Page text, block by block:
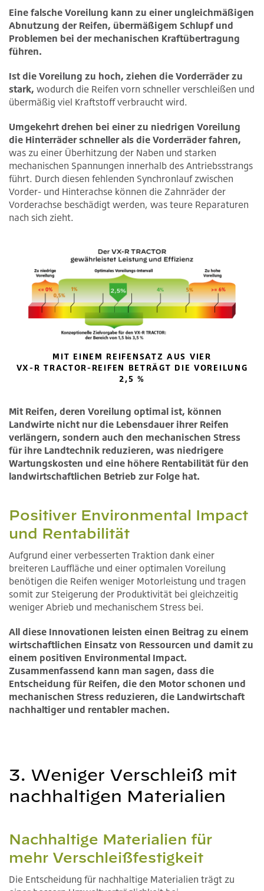
Eine falsche Voreilung kann zu einer ungleichmäßigen
Abnutzung der Reifen, übermäßigem Schlupf und
Problemen bei der mechanischen Kraftübertragung
führen.
Ist die Voreilung zu hoch, ziehen die Vorderräder zu
stark, wodurch die Reifen vorn schneller verschleißen und
übermäßig viel Kraftstoff verbraucht wird.
Umgekehrt drehen bei einer zu niedrigen Voreilung
die Hinterräder schneller als die Vorderräder fahren,
was zu einer Überhitzung der Naben und starken
mechanischen Spannungen innerhalb des Antriebsstrangs
führt. Durch diesen fehlenden Synchronlauf zwischen
Vorder- und Hinterachse können die Zahnräder der
Vorderachse beschädigt werden, was teure Reparaturen
nach sich zieht.
MIT EINEM REIFENSATZ AUS VIER
VX-R TRACTOR-REIFEN BETRÄGT DIE VOREILUNG
2,5 %
Mit Reifen, deren Voreilung optimal ist, können
Landwirte nicht nur die Lebensdauer ihrer Reifen
verlängern, sondern auch den mechanischen Stress
für ihre Landtechnik reduzieren, was niedrigere
Wartungskosten und eine höhere Rentabilität für den
landwirtschaftlichen Betrieb zur Folge hat.
Positiver Environmental Impact
und Rentabilität
Aufgrund einer verbesserten Traktion dank einer
breiteren Lauffläche und einer optimalen Voreilung
benötigen die Reifen weniger Motorleistung und tragen
somit zur Steigerung der Produktivität bei gleichzeitig
weniger Abrieb und mechanischem Stress bei.
All diese Innovationen leisten einen Beitrag zu einem
wirtschaftlichen Einsatz von Ressourcen und damit zu
einem positiven Environmental Impact.
Zusammenfassend kann man sagen, dass die
Entscheidung für Reifen, die den Motor schonen und
mechanischen Stress reduzieren, die Landwirtschaft
nachhaltiger und rentabler machen.
3. Weniger Verschleiß mit
nachhaltigen Materialien
Nachhaltige Materialien für
mehr Verschleißfestigkeit
Die Entscheidung für nachhaltige Materialien trägt zu